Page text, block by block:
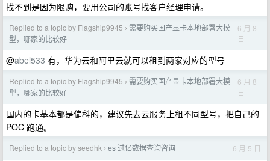
找不到是因为限购，要用公司的账号找客户经理申请。
Replied to a topic by Flagship9945 › 需要购买国产显卡本地部署大模
型，哪家的比较好
6 月 8
日
@abel533 有，华为云和阿里云就可以租到两家对应的型号
Replied to a topic by Flagship9945 › 需要购买国产显卡本地部署大模
型，哪家的比较好
6 月 8
日
国内的卡基本都是偏科的，建议先去云服务上租不同型号，把自己的
POC 跑通。
Replied to a topic by seedhk › es 过亿数据查询咨询 6 月 5 日